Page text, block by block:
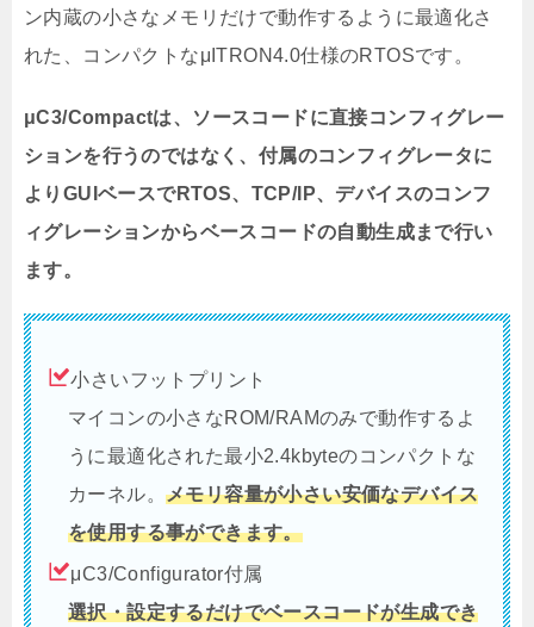
ン内蔵の小さなメモリだけで動作するように最適化さ
れた、コンパクトなμITRON4.0仕様のRTOSです。
μC3/Compactは、ソースコードに直接コンフィグレー
ションを行うのではなく、付属のコンフィグレータに
よりGUIベースでRTOS、TCP/IP、デバイスのコンフ
ィグレーションからベースコードの自動生成まで行い
ます。
小さいフットプリント
マイコンの小さなROM/RAMのみで動作するよ
うに最適化された最小2.4kbyteのコンパクトな
カーネル。 メモリ容量が小さい安価なデバイス
を使用する事ができます。
μC3/Configurator付属
選択・設定するだけでベースコードが生成でき